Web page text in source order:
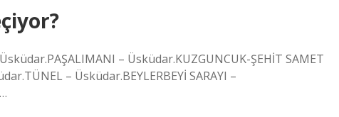
– Üsküdar.KUZGUNCUK-ŞEHİT SAMET
– Üsküdar.BEYLERBEYİ SARAYI –